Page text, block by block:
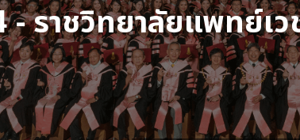
- ราชวิทยาลัยแพทย์เ